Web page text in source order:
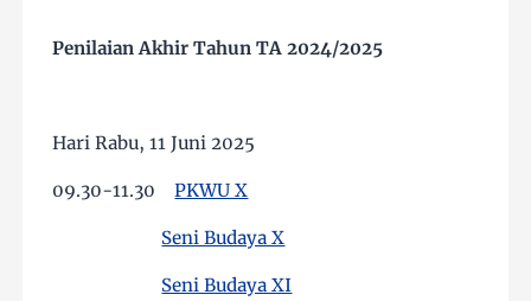
Penilaian Akhir Tahun TA 2024/2025
Hari Rabu, 11 Juni 2025
09.30-11.30 PKWU X
Seni Budaya X
Seni Budaya XI